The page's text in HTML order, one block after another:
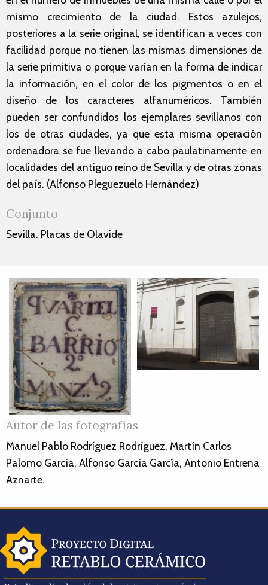
mismo crecimiento de la ciudad. Estos azulejos,
posteriores a la serie original, se identifican a veces con
facilidad porque no tienen las mismas dimensiones de
la serie primitiva o porque varían en la forma de indicar
la información, en el color de los pigmentos o en el
diseño de los caracteres alfanuméricos. También
pueden ser confundidos los ejemplares sevillanos con
los de otras ciudades, ya que esta misma operación
ordenadora se fue llevando a cabo paulatinamente en
localidades del antiguo reino de Sevilla y de otras zonas
del país. (Alfonso Pleguezuelo Hernández)
Conjunto
Sevilla. Placas de Olavide
Autor de las fotografías
Manuel Pablo Rodríguez Rodríguez, Martín Carlos
Palomo García, Alfonso García García, Antonio Entrena
Aznarte.